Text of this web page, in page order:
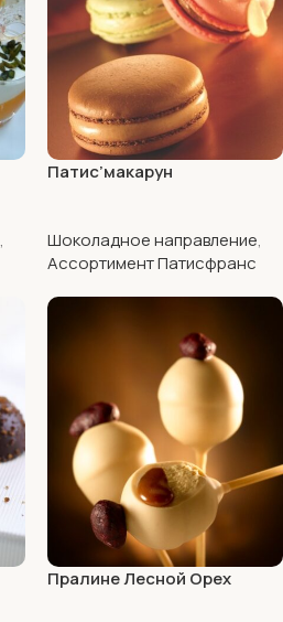
,
Патис’макарун
Шоколадное направление,
Ассортимент Патисфранс
Пралине Лесной Орех